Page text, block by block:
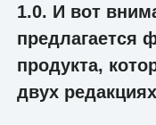
1.0. И вот
предлагается
продукта,
двух